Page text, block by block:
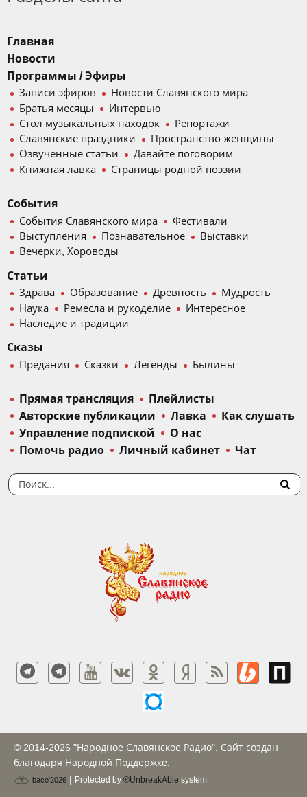
Главная
Новости
Программы / Эфиры
Записи эфиров
Новости Славянского мира
Братья месяцы
Интервью
Стол музыкальных находок
Репортажи
Славянские праздники
Пространство женщины
Озвученные статьи
Давайте поговорим
Книжная лавка
Страницы родной поэзии
События
События Славянского мира
Фестивали
Выступления
Познавательное
Выставки
Вечерки, Хороводы
Статьи
Здрава Образование Древность
Мудрость
Наука
Ремесла и рукоделие
Интересное
Наследие и традиции
Сказы
Предания Сказки Легенды Былины
Прямая трансляция
Плейлисты
Авторские публикации
Лавка
Как слушать
Управление подпиской
О нас
Помочь радио
Личный кабинет Чат
© 2014-2026 "Народное Славянское Радио". Сайт создан
благодаря Народной Поддержке.
baco'2026 | Protected by ®UnbreakAble system